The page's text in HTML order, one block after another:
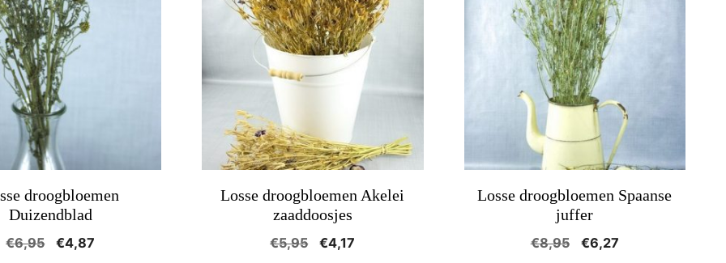
droogbloemen
Duizendblad
€6,95
Oorspronkelijke
€4,87
Losse droogbloemen Akelei
zaaddoosjes
€5,95
Oorspronkelijke
€4,17
Losse droogbloemen Spaanse
juffer
€8,95
Oorspronkelijke
€6,27Huidige